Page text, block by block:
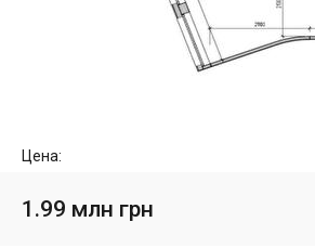
Цена:
1.99 млн грн